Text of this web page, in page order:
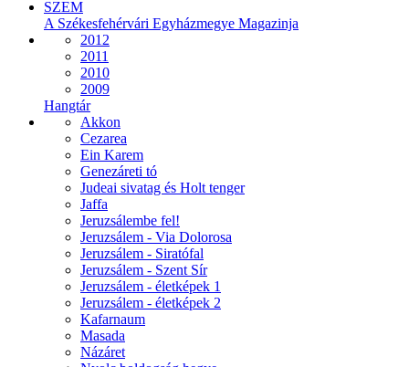
SZEM
A Székesfehérvári Egyházmegye Magazinja
2012
2011
2010
2009
Hangtár
Akkon
Cezarea
Ein Karem
Genezáreti tó
Judeai sivatag és Holt tenger
Jaffa
Jeruzsálembe fel!
Jeruzsálem - Via Dolorosa
Jeruzsálem - Siratófal
Jeruzsálem - Szent Sír
Jeruzsálem - életképek 1
Jeruzsálem - életképek 2
Kafarnaum
Masada
Názáret